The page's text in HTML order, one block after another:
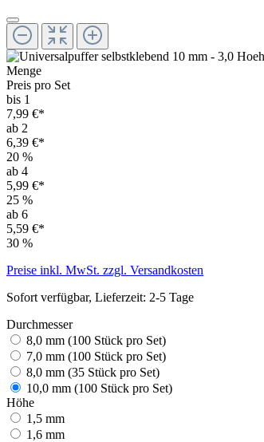
Menge
Preis pro Set
bis 1
7,99 €*
ab 2
6,39 €*
20 %
ab 4
5,99 €*
25 %
ab 6
5,59 €*
30 %
Preise inkl. MwSt. zzgl. Versandkosten
Sofort verfügbar, Lieferzeit: 2-5 Tage
Durchmesser
8,0 mm (100 Stück pro Set)
7,0 mm (100 Stück pro Set)
8,0 mm (35 Stück pro Set)
10,0 mm (100 Stück pro Set)
Höhe
1,5 mm
1,6 mm